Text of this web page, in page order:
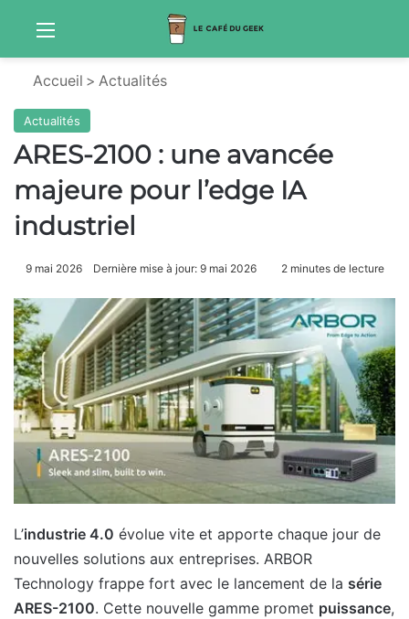
Menu
Accueil > Actualités
Actualités
ARES-2100 : une avancée
majeure pour l’edge IA
industriel
9 mai 2026 Dernière mise à jour: 9 mai 2026 2 minutes de lecture
L’industrie 4.0 évolue vite et apporte chaque jour de
nouvelles solutions aux entreprises. ARBOR
Technology frappe fort avec le lancement de la série
ARES-2100. Cette nouvelle gamme promet puissance,